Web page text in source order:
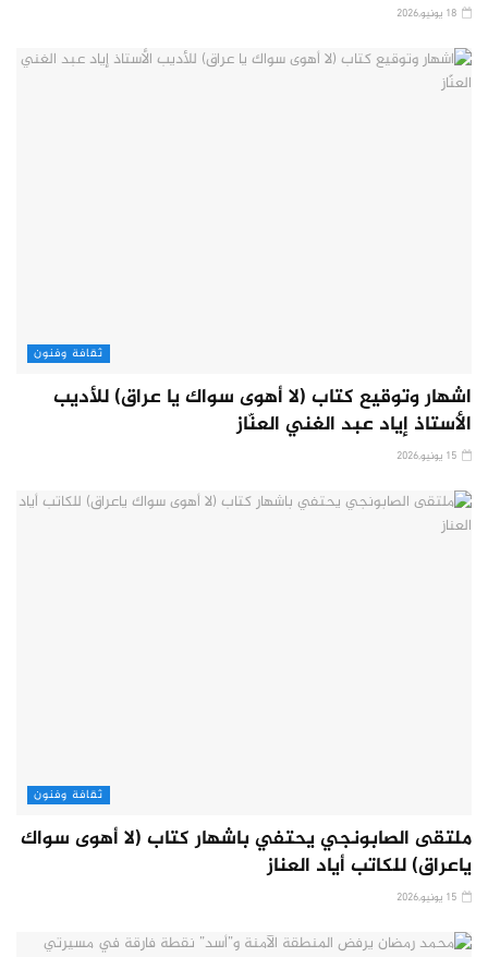
18 يونيو,2026
ثقافة وفنون
اشهار وتوقيع كتاب (لا أهوى سواك يا عراق) للأديب
الأستاذ إياد عبد الغني العنّاز
15 يونيو,2026
ثقافة وفنون
ملتقى الصابونجي يحتفي باشهار كتاب (لا أهوى سواك
ياعراق) للكاتب أياد العناز
15 يونيو,2026